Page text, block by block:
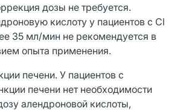
дозы не требуется.
кислоту у пациентов с Cl
35 мл/мин не рекомендуется в
опыта применения.
печени. У пациентов с
печени нет необходимости
алендроновой кислоты,